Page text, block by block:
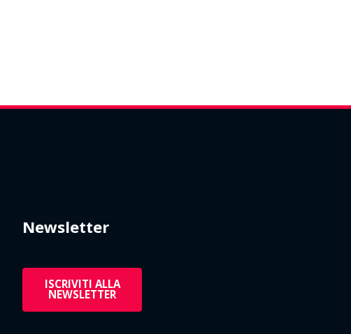
Newsletter
ISCRIVITI ALLA
NEWSLETTER